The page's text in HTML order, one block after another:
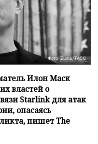
Фото: Zuma/ТАСС
Илон Маск
властей о
Starlink для атак
опасаясь
пишет The